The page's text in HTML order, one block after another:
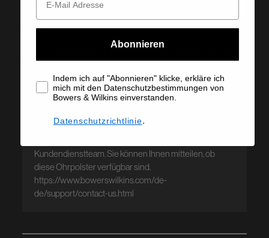
Eric Z.
Q: Gibt es die Ohrpolster in blau für die Px7 S2
als Originalersatzteile?
Kundendienstteam. Sie können Ihnen mitteilen, ob
diese Ohrpolster verfügbar sind.
https://www.bowerswilkins.com/de-
de/support/contact-us.html
Von Verifizierter Käufer
10/01/24
Abonnieren
Indem ich auf "Abonnieren" klicke, erkläre ich
mich mit den Datenschutzbestimmungen von
Bowers & Wilkins einverstanden.
Datenschutzrichtlinie.